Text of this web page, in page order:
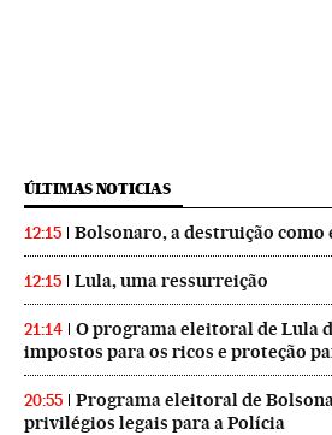
ÚLTIMAS NOTICIAS
12:15 Bolsonaro, a destruição como
12:15 Lula, uma ressurreição
21:14
O programa eleitoral de Lula
impostos para os ricos e proteção
20:55
Programa eleitoral de
privilégios legais para a Polícia